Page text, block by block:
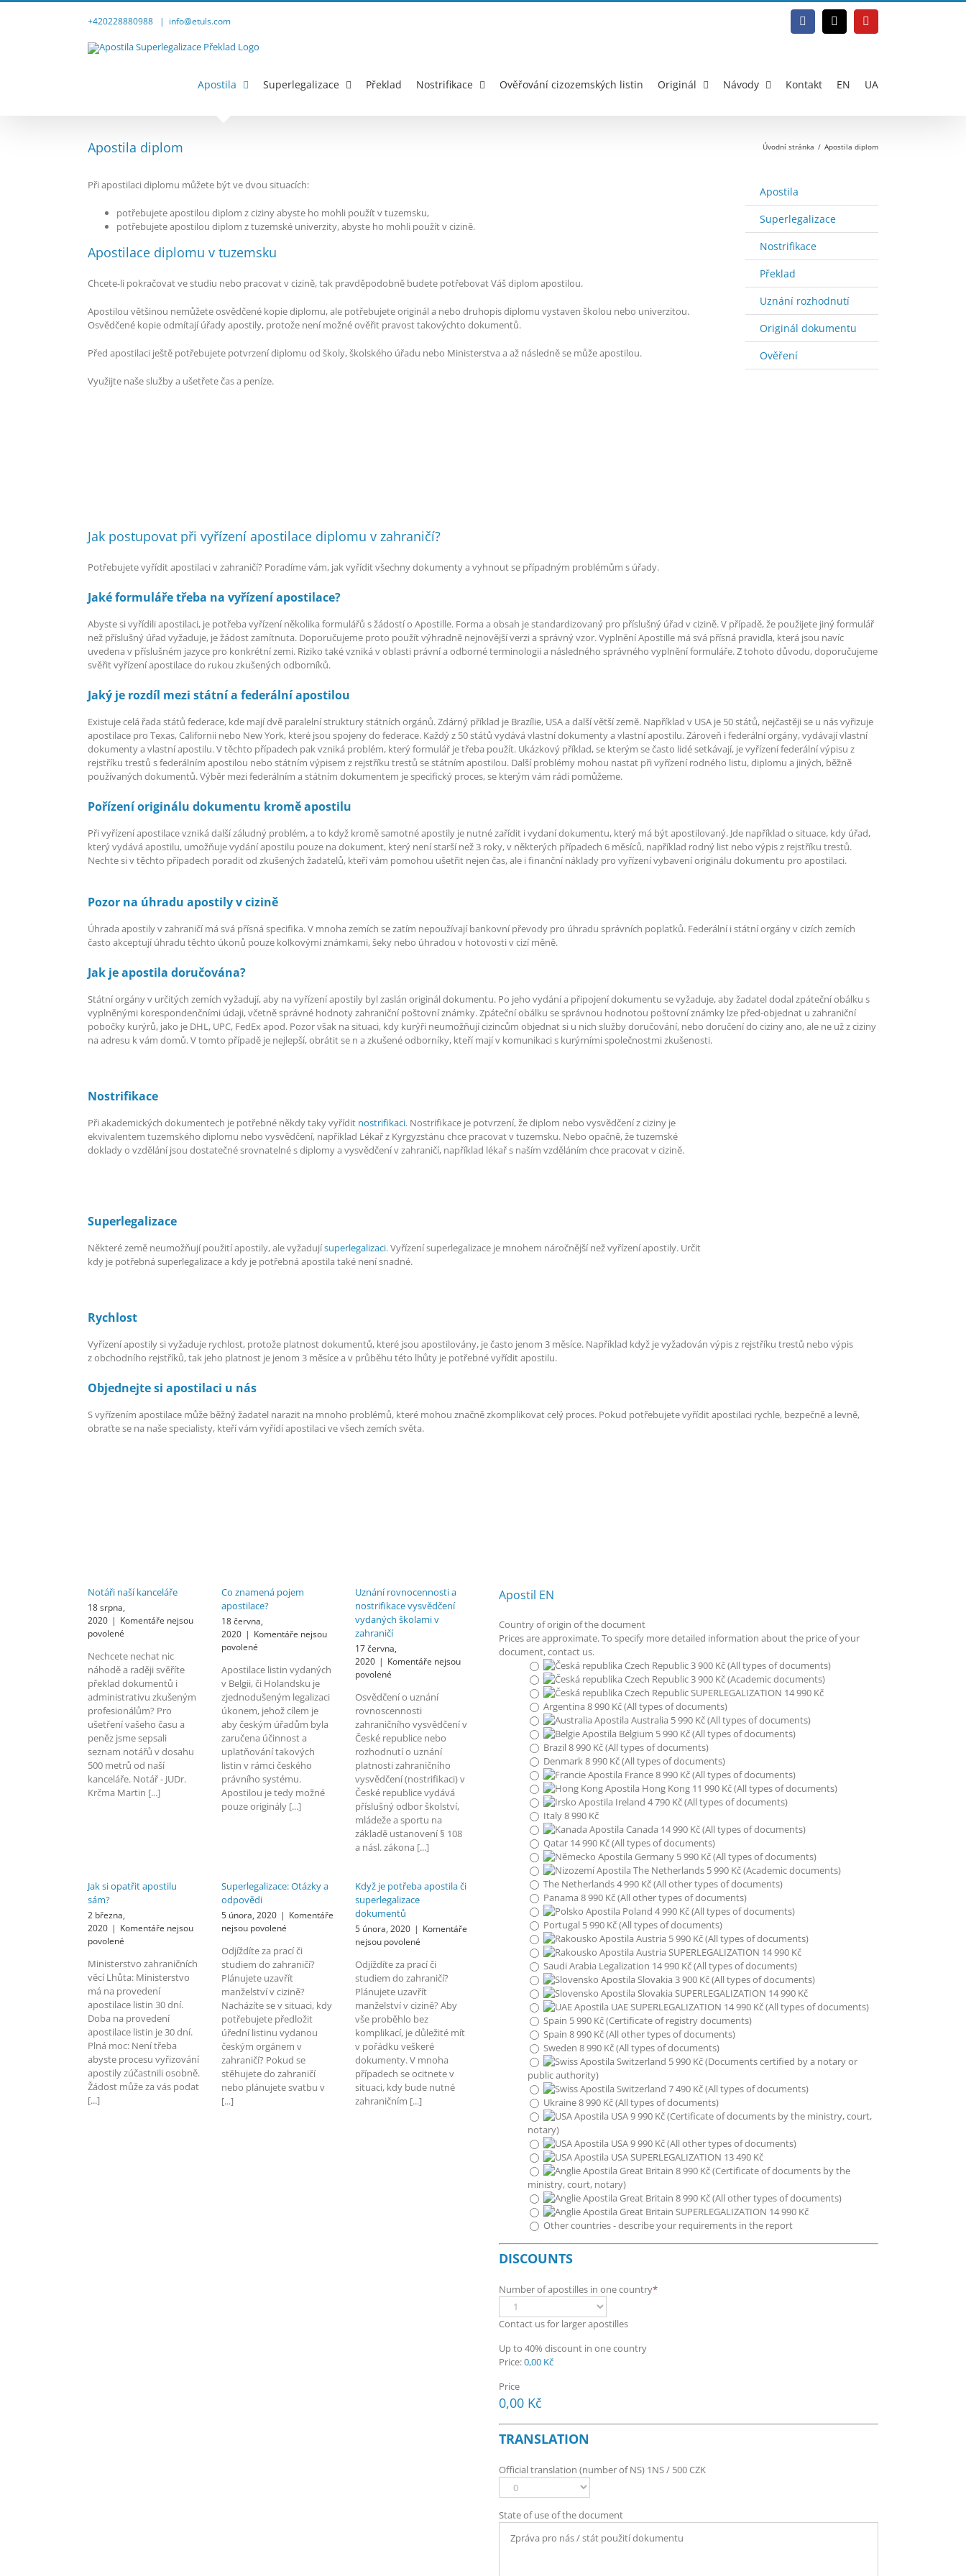
Přeskočit
+420228880988 | info@etuls.com Facebook
E-
mail
YouTube
Apostila Superlegalizace Překlad Nostrifikace Ověřování cizozemských listin Originál Návody Kontakt EN UA
Apostila diplom Úvodní stránka Apostila diplom
Při apostilaci diplomu můžete být ve dvou situacích:
potřebujete apostilou diplom z ciziny abyste ho mohli použít v tuzemsku,
potřebujete apostilou diplom z tuzemské univerzity, abyste ho mohli použít v cizině.
Apostilace diplomu v tuzemsku
Chcete-li pokračovat ve studiu nebo pracovat v cizině, tak pravděpodobně budete potřebovat Váš diplom apostilou.
Apostilou většinou nemůžete osvědčené kopie diplomu, ale potřebujete originál a nebo druhopis diplomu vystaven školou nebo univerzitou.
Osvědčené kopie odmítají úřady apostily, protože není možné ověřit pravost takovýchto dokumentů.
Před apostilaci ještě potřebujete potvrzení diplomu od školy, školského úřadu nebo Ministerstva a až následně se může apostilou.
Využijte naše služby a ušetřete čas a peníze.
Apostila
Superlegalizace
Nostrifikace
Překlad
Uznání rozhodnutí
Originál dokumentu
Ověření
Jak postupovat při vyřízení apostilace diplomu v zahraničí?
Potřebujete vyřídit apostilaci v zahraničí? Poradíme vám, jak vyřídit všechny dokumenty a vyhnout se případným problémům s úřady.
Jaké formuláře třeba na vyřízení apostilace?
Abyste si vyřídili apostilaci, je potřeba vyřízení několika formulářů s žádostí o Apostille. Forma a obsah je standardizovaný pro příslušný úřad v cizině. V případě, že použijete jiný formulář
než příslušný úřad vyžaduje, je žádost zamítnuta. Doporučujeme proto použít výhradně nejnovější verzi a správný vzor. Vyplnění Apostille má svá přísná pravidla, která jsou navíc
uvedena v příslušném jazyce pro konkrétní zemi. Riziko také vzniká v oblasti právní a odborné terminologii a následného správného vyplnění formuláře. Z tohoto důvodu, doporučujeme
svěřit vyřízení apostilace do rukou zkušených odborníků.
Jaký je rozdíl mezi státní a federální apostilou
Existuje celá řada států federace, kde mají dvě paralelní struktury státních orgánů. Zdárný příklad je Brazílie, USA a další větší země. Například v USA je 50 států, nejčastěji se u nás vyřizuje
apostilace pro Texas, Californii nebo New York, které jsou spojeny do federace. Každý z 50 států vydává vlastní dokumenty a vlastní apostilu. Zároveň i federální orgány, vydávají vlastní
dokumenty a vlastní apostilu. V těchto případech pak vzniká problém, který formulář je třeba použít. Ukázkový příklad, se kterým se často lidé setkávají, je vyřízení federální výpisu z
rejstříku trestů s federálním apostilou nebo státním výpisem z rejstříku trestů se státním apostilou. Další problémy mohou nastat při vyřízení rodného listu, diplomu a jiných, běžně
používaných dokumentů. Výběr mezi federálním a státním dokumentem je specifický proces, se kterým vám rádi pomůžeme.
Pořízení originálu dokumentu kromě apostilu
Při vyřízení apostilace vzniká další záludný problém, a to když kromě samotné apostily je nutné zařídit i vydaní dokumentu, který má být apostilovaný. Jde například o situace, kdy úřad,
který vydává apostilu, umožňuje vydání apostilu pouze na dokument, který není starší než 3 roky, v některých případech 6 měsíců, například rodný list nebo výpis z rejstříku trestů.
Nechte si v těchto případech poradit od zkušených žadatelů, kteří vám pomohou ušetřit nejen čas, ale i finanční náklady pro vyřízení vybavení originálu dokumentu pro apostilaci.
Pozor na úhradu apostily v cizině
Úhrada apostily v zahraničí má svá přísná specifika. V mnoha zemích se zatím nepoužívají bankovní převody pro úhradu správních poplatků. Federální i státní orgány v cizích zemích
často akceptují úhradu těchto úkonů pouze kolkovými známkami, šeky nebo úhradou v hotovosti v cizí měně.
Jak je apostila doručována?
Státní orgány v určitých zemích vyžadují, aby na vyřízení apostily byl zaslán originál dokumentu. Po jeho vydání a připojení dokumentu se vyžaduje, aby žadatel dodal zpáteční obálku s
vyplněnými korespondenčními údaji, včetně správné hodnoty zahraniční poštovní známky. Zpáteční obálku se správnou hodnotou poštovní známky lze před-objednat u zahraniční
pobočky kurýrů, jako je DHL, UPC, FedEx apod. Pozor však na situaci, kdy kurýři neumožňují cizincům objednat si u nich služby doručování, nebo doručení do ciziny ano, ale ne už z ciziny
na adresu k vám domů. V tomto případě je nejlepší, obrátit se n a zkušené odborníky, kteří mají v komunikaci s kurýrními společnostmi zkušenosti.
Nostrifikace
Při akademických dokumentech je potřebné někdy taky vyřídit nostrifikaci. Nostrifikace je potvrzení, že diplom nebo vysvědčení z ciziny je
ekvivalentem tuzemského diplomu nebo vysvědčení, například Lékař z Kyrgyzstánu chce pracovat v tuzemsku. Nebo opačně, že tuzemské
doklady o vzdělání jsou dostatečné srovnatelné s diplomy a vysvědčení v zahraničí, například lékař s naším vzděláním chce pracovat v cizině.
Superlegalizace
Některé země neumožňují použití apostily, ale vyžadujísuperlegalizaci. Vyřízení superlegalizace je mnohem náročnější než vyřízení apostily. Určit
kdy je potřebná superlegalizace a kdy je potřebná apostila také není snadné.
Rychlost
Vyřízení apostily si vyžaduje rychlost, protože platnost dokumentů, které jsou apostilovány, je často jenom 3 měsíce. Například když je vyžadován výpis z rejstříku trestů nebo výpis
z obchodního rejstříků, tak jeho platnost je jenom 3 měsíce a v průběhu této lhůty je potřebné vyřídit apostilu.
Objednejte si apostilaci u nás
S vyřízením apostilace může běžný žadatel narazit na mnoho problémů, které mohou značně zkomplikovat celý proces. Pokud potřebujete vyřídit apostilaci rychle, bezpečně a levně,
obraťte se na naše specialisty, kteří vám vyřídí apostilaci ve všech zemích světa.
Notáři naší kanceláře
18 srpna,
2020 | Komentáře nejsou
povolenéu
s
názvem
Notáři
naší
kanceláře
Nechcete nechat nic
náhodě a raději svěříte
překlad dokumentů i
administrativu zkušeným
profesionálům? Pro
ušetření vašeho času a
peněz jsme sepsali
seznam notářů v dosahu
500 metrů od naší
kanceláře. Notář - JUDr.
Krčma Martin [...]
Co znamená pojem
apostilace?
18 června,
2020 | Komentáře nejsou
povolenéu
s
názvem
Co
znamená
pojem
apostilace?
Apostilace listin vydaných
v Belgii, či Holandsku je
zjednodušeným legalizaci
úkonem, jehož cílem je
aby českým úřadům byla
zaručena účinnost a
uplatňování takových
listin v rámci českého
právního systému.
Apostilou je tedy možné
pouze originály [...]
Uznání rovnocennosti a
nostrifikace vysvědčení
vydaných školami v
zahraničí
17 června,
2020 | Komentáře nejsou
povolené
s
názvem
Uznání
rovnocennosti
a
nostrifikace
vysvědčení
vydaných
školami
v
zahraničí
Osvědčení o uznání
rovnoscennosti
zahraničního vysvědčení v
České republice nebo
rozhodnutí o uznání
platnosti zahraničního
vysvědčení (nostrifikaci) v
České republice vydává
příslušný odbor školství,
mládeže a sportu na
základě ustanovení § 108
a násl. zákona [...]
Jak si opatřit apostilu
sám?
2 března,
2020 | Komentáře nejsou
povolenéu
s
názvem
Jak
si
opatřit
apostilu
sám?
Ministerstvo zahraničních
věcí Lhůta: Ministerstvo
má na provedení
apostilace listin 30 dní.
Doba na provedení
apostilace listin je 30 dní.
Plná moc: Není třeba
abyste procesu vyřizování
apostily zúčastnili osobně.
Žádost může za vás podat
[...]
Superlegalizace: Otázky a
odpovědi
5 února, 2020 | Komentáře
nejsou povolenéu
s
názvem
Superlegalizace:
Otázky
a
odpovědi
Odjíždíte za prací či
studiem do zahraničí?
Plánujete uzavřít
manželství v cizině?
Nacházíte se v situaci, kdy
potřebujete předložit
úřední listinu vydanou
českým orgánem v
zahraničí? Pokud se
stěhujete do zahraničí
nebo plánujete svatbu v
[...]
Když je potřeba apostila či
superlegalizace
dokumentů
5 února, 2020 | Komentáře
nejsou povolené
s
názvem
Když
je
potřeba
apostila
či
superlegalizace
dokumentů
Odjíždíte za prací či
studiem do zahraničí?
Plánujete uzavřít
manželství v cizině? Aby
vše proběhlo bez
komplikací, je důležité mít
v pořádku veškeré
dokumenty. V mnoha
případech se ocitnete v
situaci, kdy bude nutné
zahraničním [...]
Apostil EN
Country of origin of the document
Prices are approximate. To specify more detailed information about the price of your
document, contact us.
Czech Republic 3 900 Kč (All types of documents)
Czech Republic 3 900 Kč (Academic documents)
Czech Republic SUPERLEGALIZATION 14 990 Kč
Argentina 8 990 Kč (All types of documents)
Australia 5 990 Kč (All types of documents)
Belgium 5 990 Kč (All types of documents)
Brazil 8 990 Kč (All types of documents)
Denmark 8 990 Kč (All types of documents)
France 8 990 Kč (All types of documents)
Hong Kong 11 990 Kč (All types of documents)
Ireland 4 790 Kč (All types of documents)
Italy 8 990 Kč
Canada 14 990 Kč (All types of documents)
Qatar 14 990 Kč (All types of documents)
Germany 5 990 Kč (All types of documents)
The Netherlands 5 990 Kč (Academic documents)
The Netherlands 4 990 Kč (All other types of documents)
Panama 8 990 Kč (All other types of documents)
Poland 4 990 Kč (All types of documents)
Portugal 5 990 Kč (All types of documents)
Austria 5 990 Kč (All types of documents)
Austria SUPERLEGALIZATION 14 990 Kč
Saudi Arabia Legalization 14 990 Kč (All types of documents)
Slovakia 3 900 Kč (All types of documents)
Slovakia SUPERLEGALIZATION 14 990 Kč
UAE SUPERLEGALIZATION 14 990 Kč (All types of documents)
Spain 5 990 Kč (Certificate of registry documents)
Spain 8 990 Kč (All other types of documents)
Sweden 8 990 Kč (All types of documents)
Switzerland 5 990 Kč (Documents certified by a notary or
public authority)
Switzerland 7 490 Kč (All types of documents)
Ukraine 8 990 Kč (All types of documents)
USA 9 990 Kč (Certificate of documents by the ministry, court,
notary)
USA 9 990 Kč (All other types of documents)
USA SUPERLEGALIZATION 13 490 Kč
Great Britain 8 990 Kč (Certificate of documents by the
ministry, court, notary)
Great Britain 8 990 Kč (All other types of documents)
Great Britain SUPERLEGALIZATION 14 990 Kč
Other countries - describe your requirements in the report
DISCOUNTS
Number of apostilles in one country*
Contact us for larger apostilles
Up to 40% discount in one country
Price:0,00 Kč
Price
0,00 Kč
TRANSLATION
Official translation (number of NS) 1NS / 500 CZK
State of use of the document